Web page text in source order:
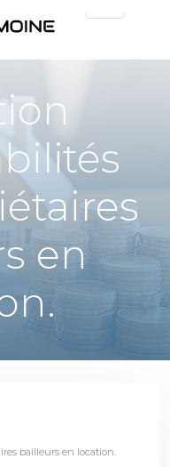
en
bailleurs en location.